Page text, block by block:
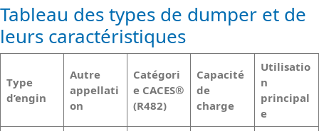
Tableau des types de dumper et de
leurs caractéristiques
Type
d’engin
Autre
appellati
on
Catégori
e CACES®
(R482)
Capacité
de
charge
Utilisatio
n
principal
e